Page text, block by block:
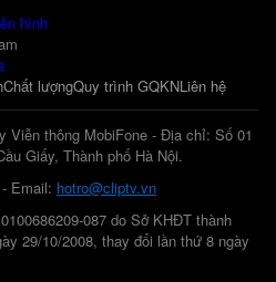
Chất lượngQuy trình GQKNLiên hệ
Viễn thông MobiFone - Địa chỉ: Số 01
Giấy, Thành phố Hà Nội.
Email: hotro@cliptv.vn
087 do Sở KHĐT thành
29/10/2008, thay đổi lần thứ 8 ngày